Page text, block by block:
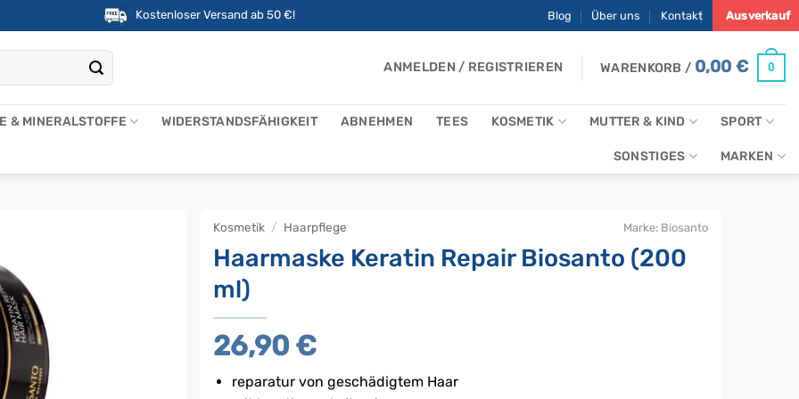
Kostenloser Versand ab 50 €! Blog Über uns Kontakt Ausverkauf
ANMELDEN / REGISTRIEREN WARENKORB / 0,00€ 0
& MINERALSTOFFE WIDERSTANDSFÄHIGKEIT ABNEHMEN TEES KOSMETIK MUTTER & KIND SPORT
SONSTIGES MARKEN
Kosmetik / Haarpflege
Haarmaske Keratin Repair Biosanto (200
ml)
26,90 €
reparatur von geschädigtem Haar
Marke: Biosanto